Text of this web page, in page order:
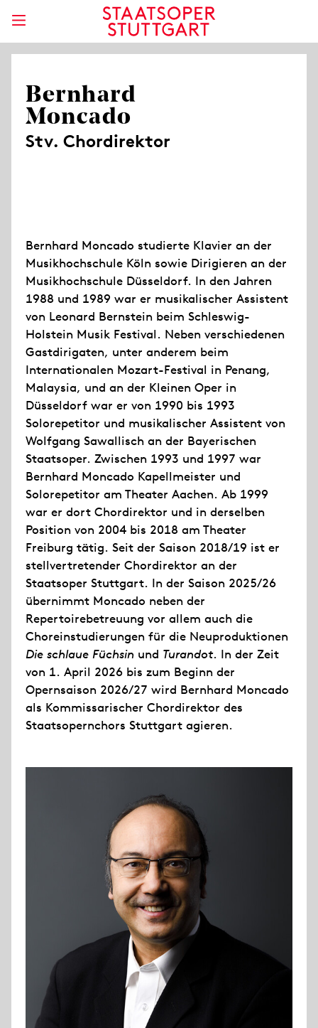
Bernhard
Moncado
Stv. Chordirektor
Bernhard Moncado studierte Klavier an der
Musikhochschule Köln sowie Dirigieren an der
Musikhochschule Düsseldorf. In den Jahren
1988 und 1989 war er musikalischer Assistent
von Leonard Bernstein beim Schleswig-
Holstein Musik Festival. Neben verschiedenen
Gastdirigaten, unter anderem beim
Internationalen Mozart-Festival in Penang,
Malaysia, und an der Kleinen Oper in
Düsseldorf war er von 1990 bis 1993
Solorepetitor und musikalischer Assistent von
Wolfgang Sawallisch an der Bayerischen
Staatsoper. Zwischen 1993 und 1997 war
Bernhard Moncado Kapellmeister und
Solorepetitor am Theater Aachen. Ab 1999
war er dort Chordirektor und in derselben
Position von 2004 bis 2018 am Theater
Freiburg tätig. Seit der Saison 2018/19 ist er
stellvertretender Chordirektor an der
Staatsoper Stuttgart. In der Saison 2025/26
übernimmt Moncado neben der
Repertoirebetreuung vor allem auch die
Choreinstudierungen für die Neuproduktionen
Die schlaue Füchsin und Turandot. In der Zeit
von 1. April 2026 bis zum Beginn der
Opernsaison 2026/27 wird Bernhard Moncado
als Kommissarischer Chordirektor des
Staatsopernchors Stuttgart agieren.